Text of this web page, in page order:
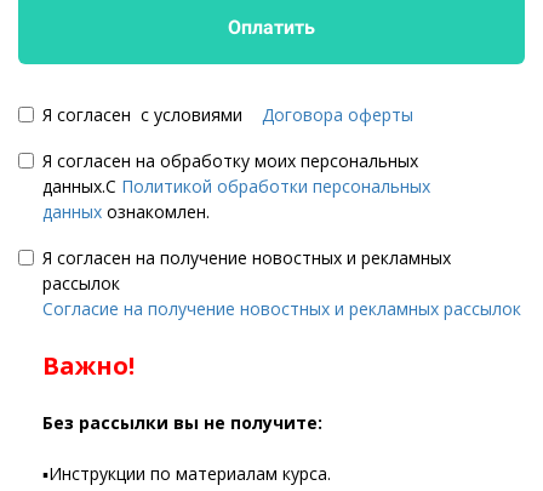
Оплатить
Я согласен с условиями Договора оферты
Я согласен на обработку моих персональных
данных.С Политикой обработки персональных
данных ознакомлен.
Я согласен на получение новостных и рекламных
рассылок
Согласие на получение новостных и рекламных рассылок
Важно!
Без рассылки вы не получите:
▪️Инструкции по материалам курса.